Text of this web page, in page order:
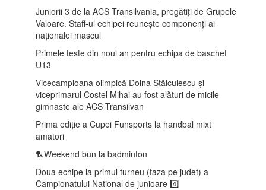
Juniorii 3 de la ACS Transilvania, pregătiți de Grupele
Valoare. Staff-ul echipei reunește componenți ai
naționalei mascul
Primele teste din noul an pentru echipa de baschet
U13
Vicecampioana olimpică Doina Stăiculescu și
viceprimarul Costel Mihai au fost alături de micile
gimnaste ale ACS Transilvan
Prima ediție a Cupei Funsports la handbal mixt
amatori
🏸Weekend bun la badminton
Doua echipe la primul turneu (faza pe judet) a
Campionatului National de junioare 4️⃣